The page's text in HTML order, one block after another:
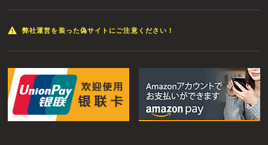
弊社運営を装った偽サイトにご注意ください！